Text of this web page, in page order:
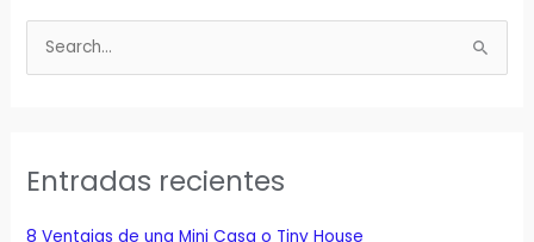
r
p
Entradas recientes
8 Ventajas de una Mini Casa o Tiny House